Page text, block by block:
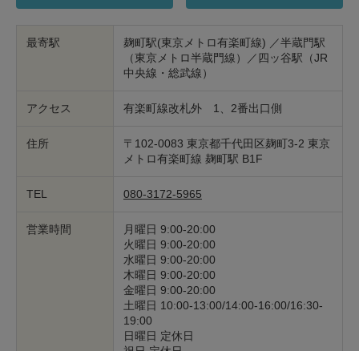
お問い合わせ
採用情報
最寄駅
麹町駅(東京メトロ有楽町線) ／半蔵門駅
（東京メトロ半蔵門線）／四ッ谷駅（JR
中央線・総武線）
アクセス 有楽町線改札外 1、2番出口側
住所
〒102-0083 東京都千代田区麹町3-2 東京
メトロ有楽町線 麹町駅 B1F
TEL 080-3172-5965
営業時間
月曜日 9:00-20:00
火曜日 9:00-20:00
水曜日 9:00-20:00
木曜日 9:00-20:00
金曜日 9:00-20:00
土曜日 10:00-13:00/14:00-16:00/16:30-
19:00
日曜日 定休日